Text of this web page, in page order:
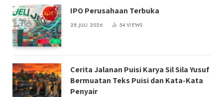
IPO Perusahaan Terbuka
28 JULI 2026 54VIEWS
Cerita Jalanan Puisi Karya Sil Sila Yusuf
Bermuatan Teks Puisi dan Kata-Kata
Penyair